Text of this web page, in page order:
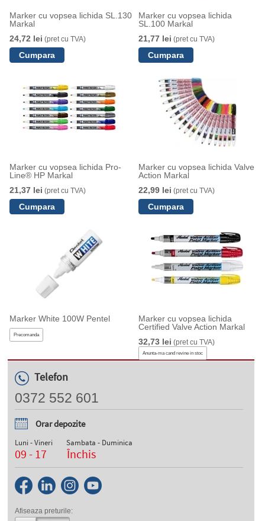
Marker cu vopsea lichida SL.130
Markal
24,72 lei (pret cu TVA)
Marker cu vopsea lichida
SL.100 Markal
21,77 lei (pret cu TVA)
Marker cu vopsea lichida Pro-
Line® HP Markal
21,37 lei (pret cu TVA)
Marker cu vopsea lichida Valve
Action Markal
22,99 lei (pret cu TVA)
Marker White 100W Pentel
Precomanda
Marker cu vopsea lichida
Certified Valve Action Markal
32,73 lei (pret cu TVA)
Anunta-ma cand revine in stoc
Telefon
0372 552 601
Orar depozite
Luni - Vineri
09 - 17
Sambata - Duminica
Închis
Afiseaza preturile: